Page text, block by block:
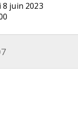
8 juin 2023